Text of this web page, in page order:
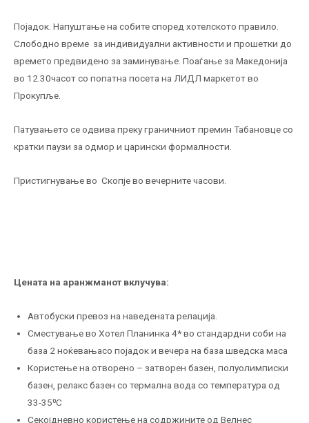
Појадок. Напуштање на собите според хотелското правило.
Слободно време за индивидуални активности и прошетки до
времето предвидено за заминување. Поаѓање за Македонија
во 12.30часот со попатна посета на ЛИДЛ маркетот во
Прокупље.
Патувањето се одвива преку граничниот премин Табановце со
кратки паузи за одмор и царински формалности.
Пристигнување во Скопје во вечерните часови.
Цената на аранжманот вклучува:
Автобуски превоз на наведената релација.
Сместување во Хотел Планинка 4* во стандардни соби на
база 2 ноќевањасо појадок и вечера на база шведска маса
Користење на отворено – затворен базен, полуолимписки
базен, релакс базен со термална вода со температура од
33-35⁰C
Секојдневно користење на содржините од Велнес